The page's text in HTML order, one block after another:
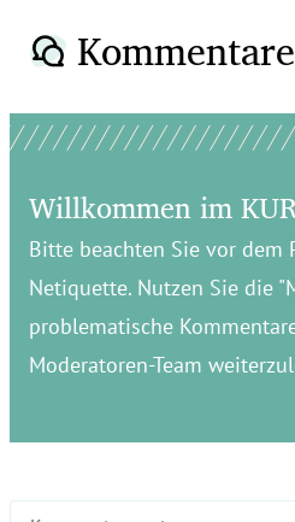
Kommentare